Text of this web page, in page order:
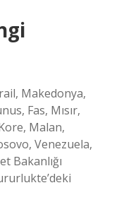
Makedonya,
Fas, Mısır,
Malan,
Venezuela,
Bakanlığı